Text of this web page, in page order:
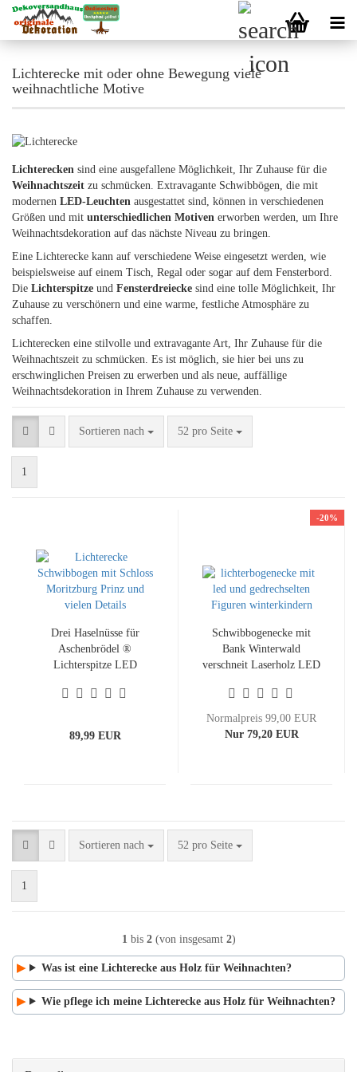
Lichterecke mit oder ohne Bewegung viele
weihnachtliche Motive
Lichterecken sind eine ausgefallene Möglichkeit, Ihr Zuhause für die
Weihnachtszeit zu schmücken. Extravagante Schwibbögen, die mit
modernen LED-Leuchten ausgestattet sind, können in verschiedenen
Größen und mit unterschiedlichen Motiven erworben werden, um Ihre
Weihnachtsdekoration auf das nächste Niveau zu bringen.
Eine Lichterecke kann auf verschiedene Weise eingesetzt werden, wie
beispielsweise auf einem Tisch, Regal oder sogar auf dem Fensterbord.
Die Lichterspitze und Fensterdreiecke sind eine tolle Möglichkeit, Ihr
Zuhause zu verschönern und eine warme, festliche Atmosphäre zu
schaffen.
Lichterecken eine stilvolle und extravagante Art, Ihr Zuhause für die
Weihnachtszeit zu schmücken. Es ist möglich, sie hier bei uns zu
erschwinglichen Preisen zu erwerben und als neue, auffällige
Weihnachtsdekoration in Ihrem Zuhause zu verwenden.
Sortieren nach
Sortieren nach 52 pro Seite
pro Seite
1
Drei Haselnüsse für
Aschenbrödel ®
Lichterspitze LED
89,99 EUR
-20%
Schwibbogenecke mit
Bank Winterwald
verschneit Laserholz LED
Normalpreis 99,00 EUR
Nur 79,20 EUR
Sortieren nach
Sortieren nach 52 pro Seite
pro Seite
1
1 bis 2(von insgesamt 2)
Was ist eine Lichterecke aus Holz für Weihnachten?
Wie pflege ich meine Lichterecke aus Holz für Weihnachten?